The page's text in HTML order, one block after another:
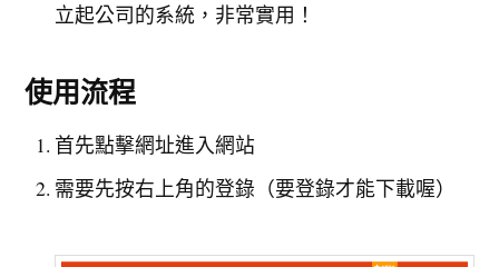
立起公司的系統，非常實用！
使用流程
首先點擊網址進入網站
需要先按右上角的登錄（要登錄才能下載喔）